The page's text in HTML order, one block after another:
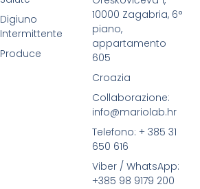
Digiuno
Intermittente
Produce
10000 Zagabria, 6°
piano,
appartamento
605
Croazia
Collaborazione:
info@mariolab.hr
Telefono: + 385 31
650 616
Viber / WhatsApp:
+385 98 9179 200